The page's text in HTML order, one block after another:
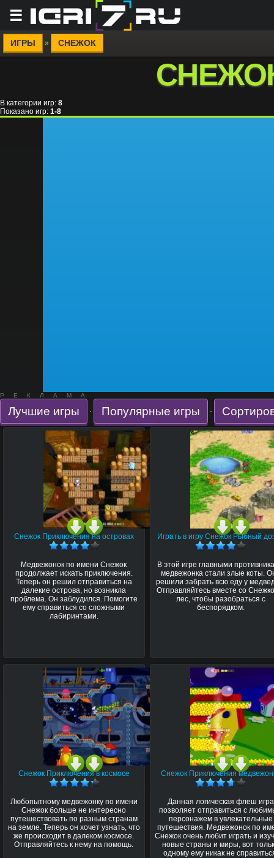
☰
ИГРЫ » СНЕЖОК
В категории игр: 8
Показано игр: 1-8
РЕКЛАМА
Лучшие игры · Популярные игры ·
Снежок Приключения на островах
Медвежонок по имени Снежок
продолжает искать приключения.
Теперь он решил отправиться на
далекие острова, но возникла
проблема. Он заблудился. Помогите
ему справиться со сложными
лабиринтами.
Играть в игру Снежок Рыбный
В этой игре главными
медвежонка стали злые коты.
решили забрать всю еду у
Отправляйтесь вместе со
лес, чтобы разобраться с
беспорядком.
Снежок Приключения в космосе
Любопытному медвежонку по имени
Снежок больше не интересно
путешествовать по разным странам
на земле. Теперь он хочет узнать, что
же происходит в далеком космосе.
Отправляйтесь к нему на помощь.
Снежок Приключения
Данная логическая флеш игра
позволяет отправиться с
персонажем в увлекательные
путешествия. Медвежонок по
Снежок очень любит играть и
новые страны и миры, вот
одному ему никак не